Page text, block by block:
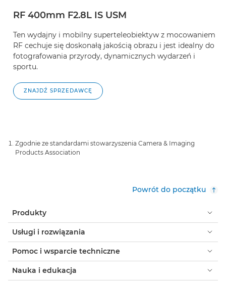
RF 400mm F2.8L IS USM
Ten wydajny i mobilny superteleobiektyw z mocowaniem
RF cechuje się doskonałą jakością obrazu i jest idealny do
fotografowania przyrody, dynamicznych wydarzeń i
sportu.
ZNAJDŹ SPRZEDAWCĘ
Zgodnie ze standardami stowarzyszenia Camera & Imaging
Products Association
Powrót do początku
Produkty
Usługi i rozwiązania
Pomoc i wsparcie techniczne
Nauka i edukacja